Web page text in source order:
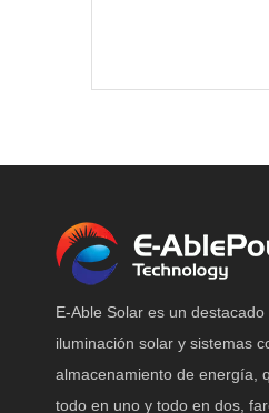
E-Able Solar es un
iluminación solar y sistemas
almacenamiento de energía,
todo en uno y todo en dos,